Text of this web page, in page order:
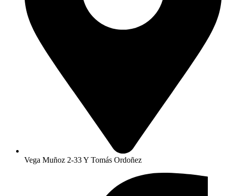
Vega Muñoz 2-33 Y Tomás Ordoñez